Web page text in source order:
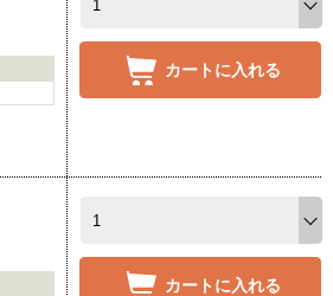
カートに入れる
カートに入れる